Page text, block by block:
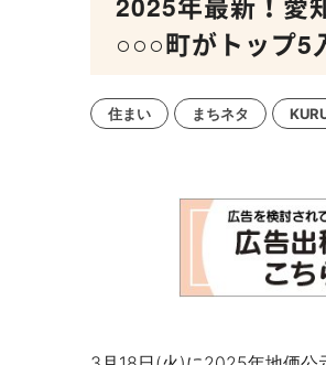
○○○町がトップ5
住まい まちネタ